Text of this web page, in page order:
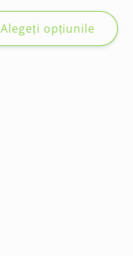
obișnuit
Alegeți opțiunile